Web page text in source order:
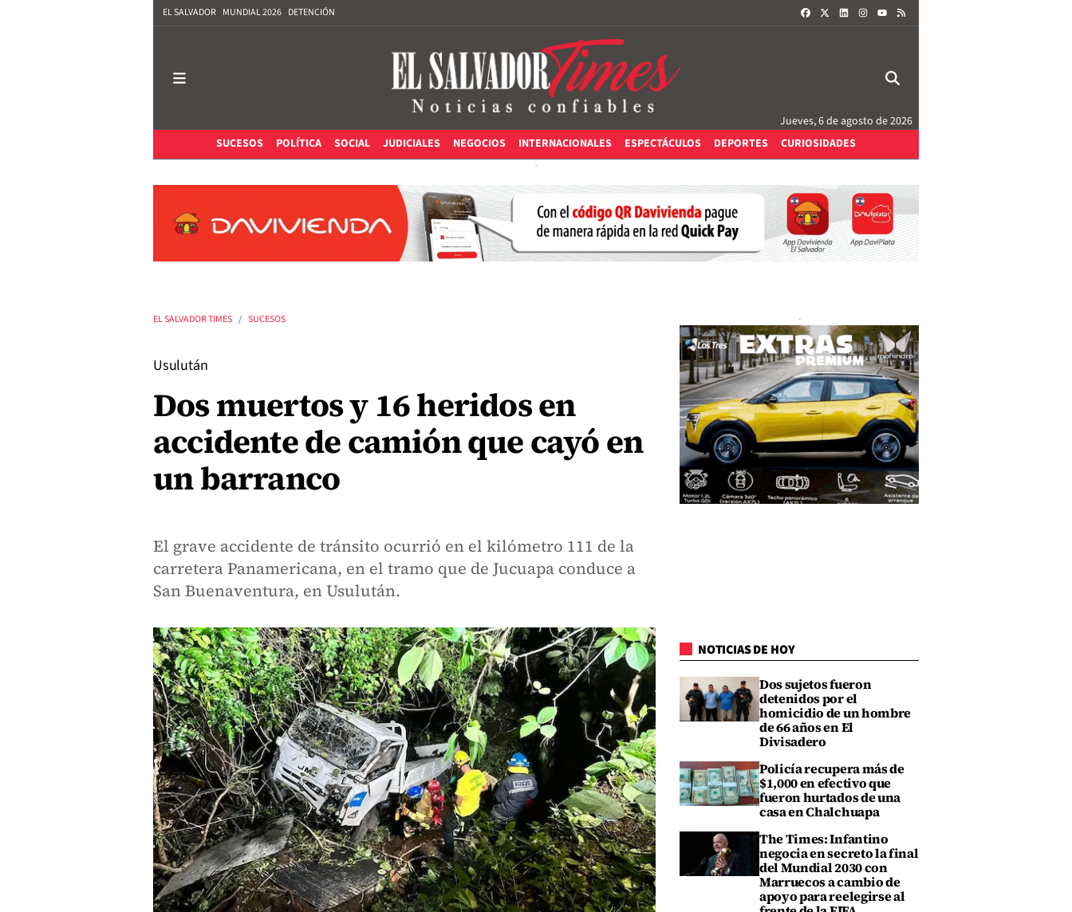
EL SALVADOR MUNDIAL 2026 DETENCIÓN FACEBOOKLINKEDININSTAGRAM
Jueves, 6 de agosto de 2026
SUCESOS
POLÍTICA SOCIAL JUDICIALES NEGOCIOS INTERNACIONALES ESPECTÁCULOS DEPORTES CURIOSIDADES
EL SALVADOR TIMES SUCESOS
Usulután
Dos muertos y 16 heridos en
accidente de camión que cayó en
un barranco
El grave accidente de tránsito ocurrió en el kilómetro 111 de la
carretera Panamericana, en el tramo que de Jucuapa conduce a
San Buenaventura, en Usulután.
NOTICIAS DE HOY
Dos sujetos fueron
detenidos por el
homicidio de un hombre
de 66 años en El
Divisadero
Policía recupera más de
$1,000 en efectivo que
fueron hurtados de una
casa en Chalchuapa
The Times: Infantino
negocia en secreto la final
del Mundial 2030 con
Marruecos a cambio de
apoyo para reelegirse al